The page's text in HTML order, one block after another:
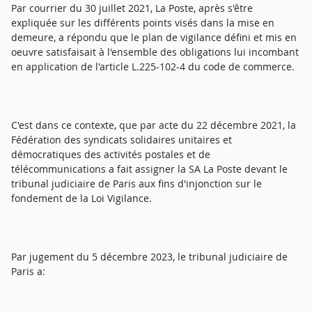
Par courrier du 30 juillet 2021, La Poste, après s'être
expliquée sur les différents points visés dans la mise en
demeure, a répondu que le plan de vigilance défini et mis en
oeuvre satisfaisait à l'ensemble des obligations lui incombant
en application de l'article L.225-102-4 du code de commerce.
C'est dans ce contexte, que par acte du 22 décembre 2021, la
Fédération des syndicats solidaires unitaires et
démocratiques des activités postales et de
télécommunications a fait assigner la SA La Poste devant le
tribunal judiciaire de Paris aux fins d'injonction sur le
fondement de la Loi Vigilance.
Par jugement du 5 décembre 2023, le tribunal judiciaire de
Paris a: